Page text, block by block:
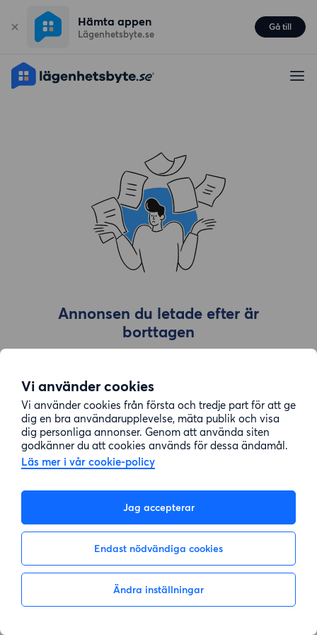
Vi använder cookies
Vi använder cookies från första och tredje part för att ge
dig en bra användarupplevelse, mäta publik och visa
dig personliga annonser. Genom att använda siten
godkänner du att cookies används för dessa ändamål.
Läs mer i vår cookie-policy
Jag accepterar
Endast nödvändiga cookies
Ändra inställningar
Hämta appen
Lägenhetsbyte.se
Gå till
Annonsen du letade efter är
borttagen
Gå till sök